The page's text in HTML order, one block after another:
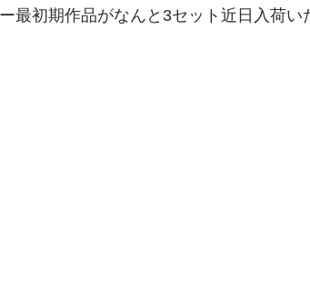
最初期作品がなんと3セット近日入荷い